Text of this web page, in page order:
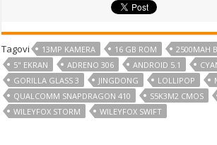
Tagovi 13MP KAMERA 16 GB ROM 2500MAH
5" EKRAN
ADRENO 306 ANDROID 5.1
GORILLA GLASS 3
JINGDONG LOLLIPOP
QUALCOMM SNAPDRAGON 410
S5K3M2 CMOS
WILEYFOX STORM
WILEYFOX SWIFT